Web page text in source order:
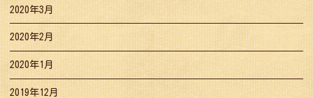
2020年3月
2020年2月
2020年1月
2019年12月